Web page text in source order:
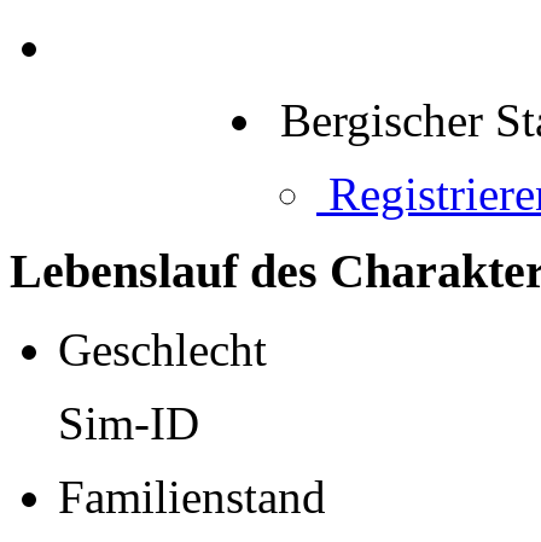
Bergischer
Lebenslauf des
Geschlecht
Sim-ID
Familienstand